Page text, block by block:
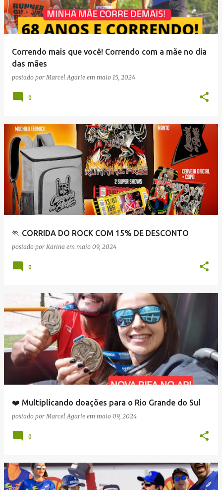
Correndo mais que você! Correndo com a mãe no dia
das mães
postado porMarcel Agarie em maio 15, 2024
0
🏃 CORRIDA DO ROCK COM 15% DE DESCONTO
postado por Karina em maio 09, 2024
0
❤️ Multiplicando doações para o Rio Grande do Sul
postado porMarcel Agarie em maio 09, 2024
0